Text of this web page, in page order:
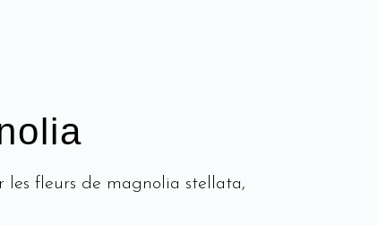
les fleurs de magnolia stellata,